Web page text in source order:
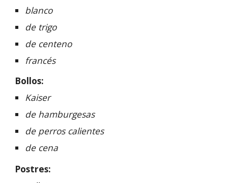
blanco
de trigo
de centeno
francés
Bollos:
Kaiser
de hamburgesas
de perros calientes
de cena
Postres: